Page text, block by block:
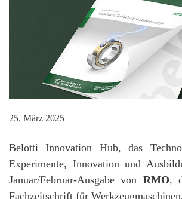
25. März 2025
Belotti Innovation Hub, das
Experimente, Innovation und
Januar/Februar-Ausgabe von RMO,
Fachzeitschrift für